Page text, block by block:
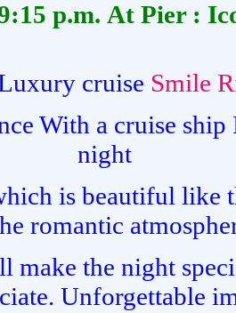
p.m. At Pier :
cruise Smile
With a cruise ship
night
is beautiful like
romantic
make the night
Unforgettable